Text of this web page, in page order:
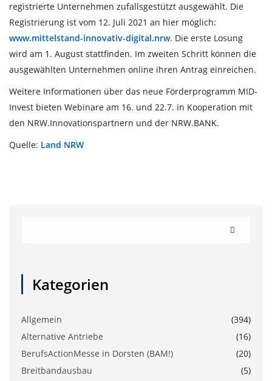
registrierte Unternehmen zufallsgestützt ausgewählt. Die
Registrierung ist vom 12. Juli 2021 an hier möglich:
www.mittelstand-innovativ-digital.nrw. Die erste Losung
wird am 1. August stattfinden. Im zweiten Schritt können die
ausgewählten Unternehmen online ihren Antrag einreichen.
Weitere Informationen über das neue Förderprogramm MID-
Invest bieten Webinare am 16. und 22.7. in Kooperation mit
den NRW.Innovationspartnern und der NRW.BANK.
Quelle: Land NRW
Kategorien
Allgemein
(394)
Alternative Antriebe
(16)
BerufsActionMesse in Dorsten (BAM!)
(20)
Breitbandausbau
(5)